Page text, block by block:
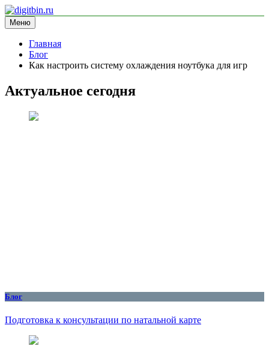
Перейти
к
содержимому
digitbin.ru
информационный сайт
Меню
Главная
Блог
Как настроить систему охлаждения ноутбука для игр
Актуальное сегодня
Блог
Подготовка к консультации по натальной карте